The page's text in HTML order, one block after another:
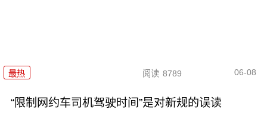
最热 阅读 8789 06-08
“限制网约车司机驾驶时间”是对新规的误读